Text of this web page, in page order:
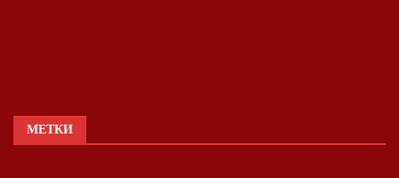
МЕТКИ